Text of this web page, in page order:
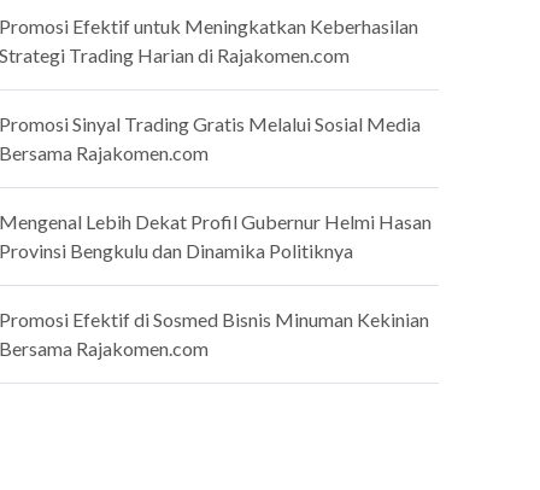
Efektif untuk Meningkatkan Keberhasilan
Trading Harian di Rajakomen.com
Sinyal Trading Gratis Melalui Sosial Media
Rajakomen.com
Lebih Dekat Profil Gubernur Helmi Hasan
Bengkulu dan Dinamika Politiknya
Efektif di Sosmed Bisnis Minuman Kekinian
Rajakomen.com